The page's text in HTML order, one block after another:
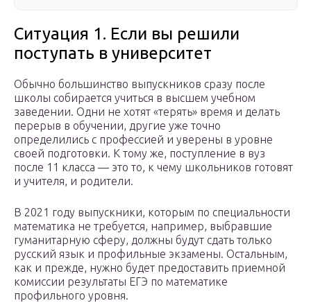
Ситуация 1. Если вы решили
поступать в университет
Обычно большинство выпускников сразу после
школы собирается учиться в высшем учебном
заведении. Одни не хотят «терять» время и делать
перерыв в обучении, другие уже точно
определились с профессией и уверены в уровне
своей подготовки. К тому же, поступление в вуз
после 11 класса — это то, к чему школьников готовят
и учителя, и родители.
В 2021 году выпускники, которым по специальности
математика не требуется, например, выбравшие
гуманитарную сферу, должны будут сдать только
русский язык и профильные экзамены. Остальным,
как и прежде, нужно будет предоставить приемной
комиссии результаты ЕГЭ по математике
профильного уровня.